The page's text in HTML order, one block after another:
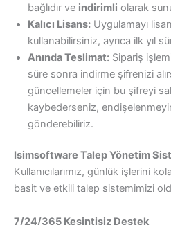
bağlıdır ve indirimli olarak
Kalıcı Lisans: Uygulamayı
kullanabilirsiniz, ayrıca ilk yıl
Anında Teslimat: Sipariş
süre sonra indirme şifrenizi
güncellemeler için bu şifreyi
kaybederseniz,
gönderebiliriz.
Isimsoftware Talep Yönetim
Kullanıcılarımız, günlük işlerini
basit ve etkili talep sistemimizi
7/24/365 Kesintisiz Destek